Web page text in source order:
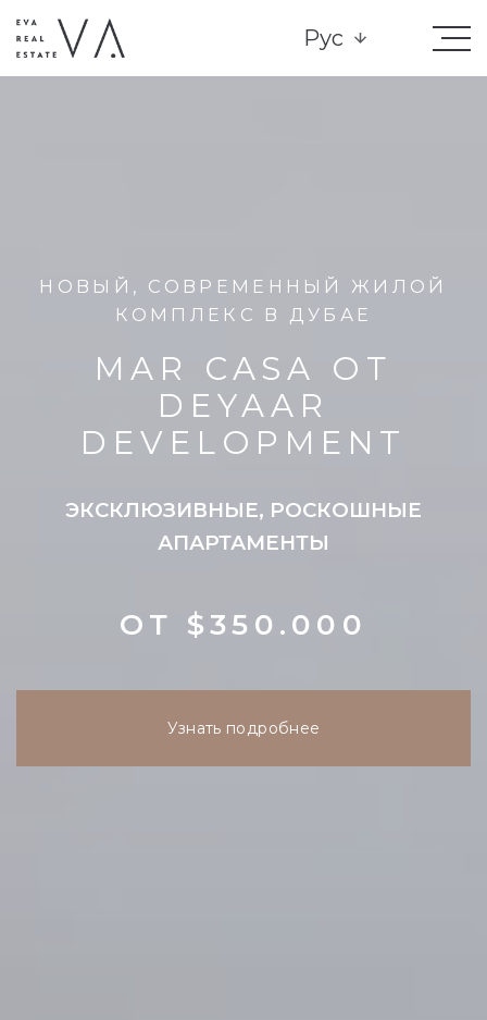
Рус
НОВЫЙ, СОВРЕМЕННЫЙ ЖИЛОЙ
КОМПЛЕКС В ДУБАЕ
MAR CASA ОТ
DEYAAR
DEVELOPMENT
ЭКСКЛЮЗИВНЫЕ, РОСКОШНЫЕ
АПАРТАМЕНТЫ
ОТ $350.000
Узнать подробнее